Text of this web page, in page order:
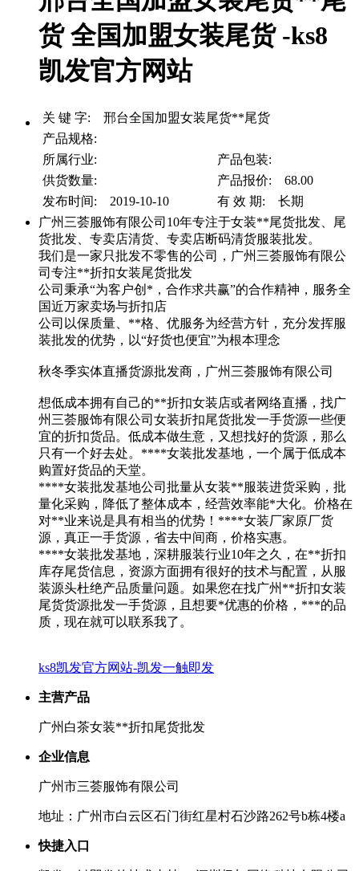
货 全国加盟女装尾货 -ks8
凯发官方网站
关 键 字: 邢台全国加盟女装尾货**尾货
产品规格:
所属行业:
产品包装:
供货数量:
产品报价: 68.00
发布时间: 2019-10-10
有 效 期: 长期
广州三荟服饰有限公司10年专注于女装**尾货批发、尾
货批发、专卖店清货、专卖店断码清货服装批发。
我们是一家只批发不零售的公司，广州三荟服饰有限公
司专注**折扣女装尾货批发
公司秉承“为客户创*，合作求共赢”的合作精神，服务全
国近万家卖场与折扣店
公司以保质量、**格、优服务为经营方针，充分发挥服
装批发的优势，以“好货也便宜”为根本理念
秋冬季实体直播货源批发商，广州三荟服饰有限公司
想低成本拥有自己的**折扣女装店或者网络直播，找广
州三荟服饰有限公司女装折扣尾货批发一手货源一些便
宜的折扣货品。低成本做生意，又想找好的货源，那么
只有一个好去处。****女装批发基地，一个属于低成本
购置好货品的天堂。
****女装批发基地公司批量从女装**服装进货采购，批
量化采购，降低了整体成本，经营效率能*大化。价格在
对**业来说是具有相当的优势！****女装厂家原厂货
源，真正一手货源，省去中间商，价格实惠。
****女装批发基地，深耕服装行业10年之久，在**折扣
库存尾货信息，资源方面拥有很好的技术与配置，从服
装源头杜绝产品质量问题。如果您在找广州**折扣女装
尾货货源批发一手货源，且想要*优惠的价格，***的品
质，现在就可以联系我了。
ks8凯发官方网站-凯发一触即发
主营产品
广州白茶女装**折扣尾货批发
企业信息
广州市三荟服饰有限公司
地址：广州市白云区石门街红星村石沙路262号b栋4楼a
快捷入口